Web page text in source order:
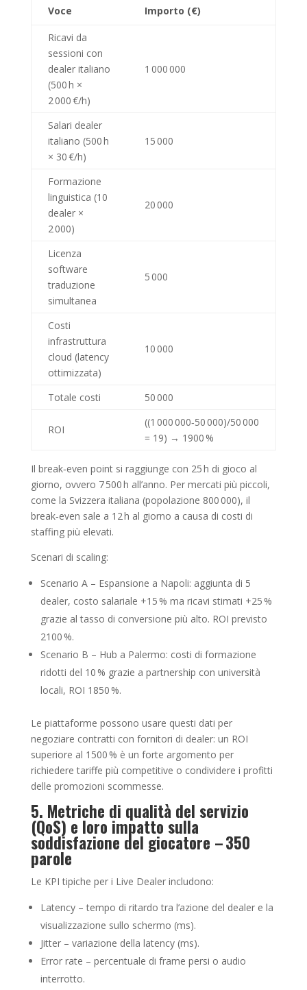
Voce Importo (€)
Ricavi da
sessioni con
dealer italiano
(500 h ×
2 000 €/h)
1 000 000
Salari dealer
italiano (500 h
× 30 €/h)
15 000
Formazione
linguistica (10
dealer ×
2 000)
20 000
Licenza
software
traduzione
simultanea
5 000
Costi
infrastruttura
cloud (latency
ottimizzata)
10 000
Totale costi 50 000
ROI
((1 000 000‑50 000)/50 000
= 19) → 1900 %
Il break‑even point si raggiunge con 25 h di gioco al
giorno, ovvero 7 500 h all’anno. Per mercati più piccoli,
come la Svizzera italiana (popolazione 800 000), il
break‑even sale a 12 h al giorno a causa di costi di
staffing più elevati.
Scenari di scaling:
Scenario A – Espansione a Napoli: aggiunta di 5
dealer, costo salariale +15 % ma ricavi stimati +25 %
grazie al tasso di conversione più alto. ROI previsto
2100 %.
Scenario B – Hub a Palermo: costi di formazione
ridotti del 10 % grazie a partnership con università
locali, ROI 1850 %.
Le piattaforme possono usare questi dati per
negoziare contratti con fornitori di dealer: un ROI
superiore al 1500 % è un forte argomento per
richiedere tariffe più competitive o condividere i profitti
delle promozioni scommesse.
5. Metriche di qualità del servizio
(QoS) e loro impatto sulla
soddisfazione del giocatore – 350
parole
Le KPI tipiche per i Live Dealer includono:
Latency – tempo di ritardo tra l’azione del dealer e la
visualizzazione sullo schermo (ms).
Jitter – variazione della latency (ms).
Error rate – percentuale di frame persi o audio
interrotto.